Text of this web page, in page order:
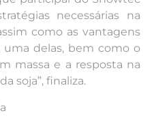
necessárias na
como as vantagens
delas, bem como o
massa e a resposta na
soja”, finaliza.